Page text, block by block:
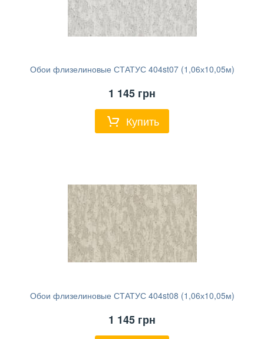
Обои флизелиновые СТАТУС 404st07 (1,06х10,05м)
1 145 грн
Купить
Обои флизелиновые СТАТУС 404st08 (1,06х10,05м)
1 145 грн